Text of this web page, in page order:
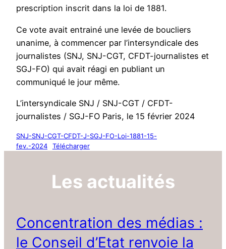
prescription inscrit dans la loi de 1881.
Ce vote avait entrainé une levée de boucliers
unanime, à commencer par l’intersyndicale des
journalistes (SNJ, SNJ-CGT, CFDT-journalistes et
SGJ-FO) qui avait réagi en publiant un
communiqué le jour même.
L’intersyndicale SNJ / SNJ-CGT / CFDT-
journalistes / SGJ-FO Paris, le 15 février 2024
SNJ-SNJ-CGT-CFDT-J-SGJ-FO-Loi-1881-15-
fev.-2024
Télécharger
Les actualités
Concentration des médias :
le Conseil d’Etat renvoie la